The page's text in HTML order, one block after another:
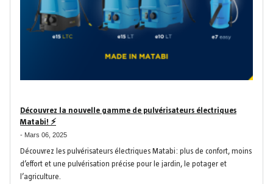
Découvrez la nouvelle gamme de pulvérisateurs électriques
Matabi! ⚡
- Mars 06, 2025
Découvrez les pulvérisateurs électriques Matabi: plus de confort, moins
d’effort et une pulvérisation précise pour le jardin, le potager et
l’agriculture.